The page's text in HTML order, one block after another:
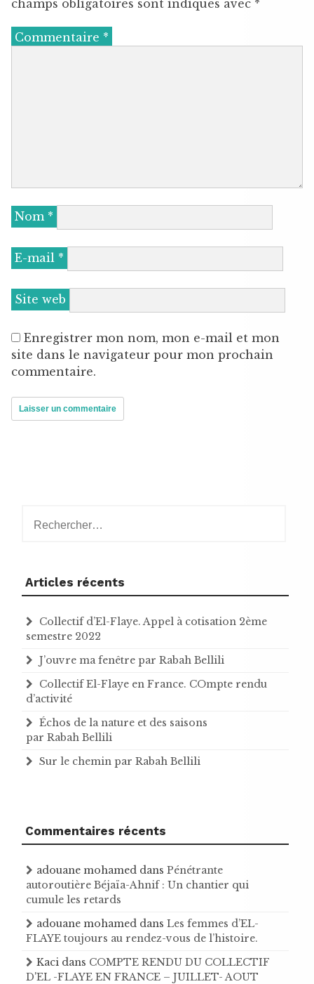
champs obligatoires sont indiqués avec *
Commentaire *
Nom *
E-mail *
Site web
Enregistrer mon nom, mon e-mail et mon
site dans le navigateur pour mon prochain
commentaire.
Articles récents
Collectif d’El-Flaye. Appel à cotisation 2ème
semestre 2022
J’ouvre ma fenêtre par Rabah Bellili
Collectif El-Flaye en France. COmpte rendu
d’activité
Échos de la nature et des saisons
par Rabah Bellili
Sur le chemin par Rabah Bellili
Commentaires récents
adouane mohamed dans Pénétrante
autoroutière Béjaïa-Ahnif : Un chantier qui
cumule les retards
adouane mohamed dans Les femmes d’EL-
FLAYE toujours au rendez-vous de l’histoire .
Kaci dans COMPTE RENDU DU COLLECTIF
D'EL -FLAYE EN FRANCE – JUILLET- AOUT